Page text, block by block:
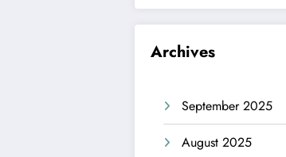
Archives
September 2025
August 2025